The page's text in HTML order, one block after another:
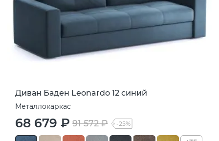
Диван Баден Leonardo 12 синий
Металлокаркас
68 679 ₽ 91 572 ₽ -25%